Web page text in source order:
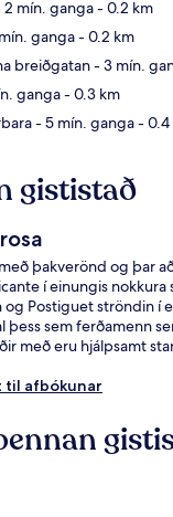
2 mín. ganga- 0.2 km
ganga- 0.2 km
breiðgatan- 3 mín.
ganga- 0.3 km
- 5 mín. ganga- 0.4
gististað
þakverönd og þar
í einungis
Postiguet ströndin í
sem ferðamenn
með eru hjálpsamt
til afbókunar